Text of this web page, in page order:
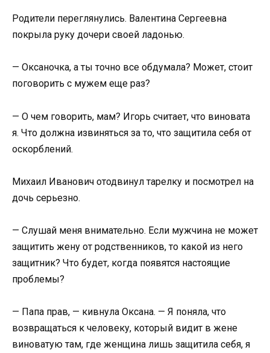
Родители переглянулись. Валентина Сергеевна
покрыла руку дочери своей ладонью.
— Оксаночка, а ты точно все обдумала? Может, стоит
поговорить с мужем еще раз?
— О чем говорить, мам? Игорь считает, что виновата
я. Что должна извиняться за то, что защитила себя от
оскорблений.
Михаил Иванович отодвинул тарелку и посмотрел на
дочь серьезно.
— Слушай меня внимательно. Если мужчина не может
защитить жену от родственников, то какой из него
защитник? Что будет, когда появятся настоящие
проблемы?
— Папа прав, — кивнула Оксана. — Я поняла, что
возвращаться к человеку, который видит в жене
виноватую там, где женщина лишь защитила себя, я